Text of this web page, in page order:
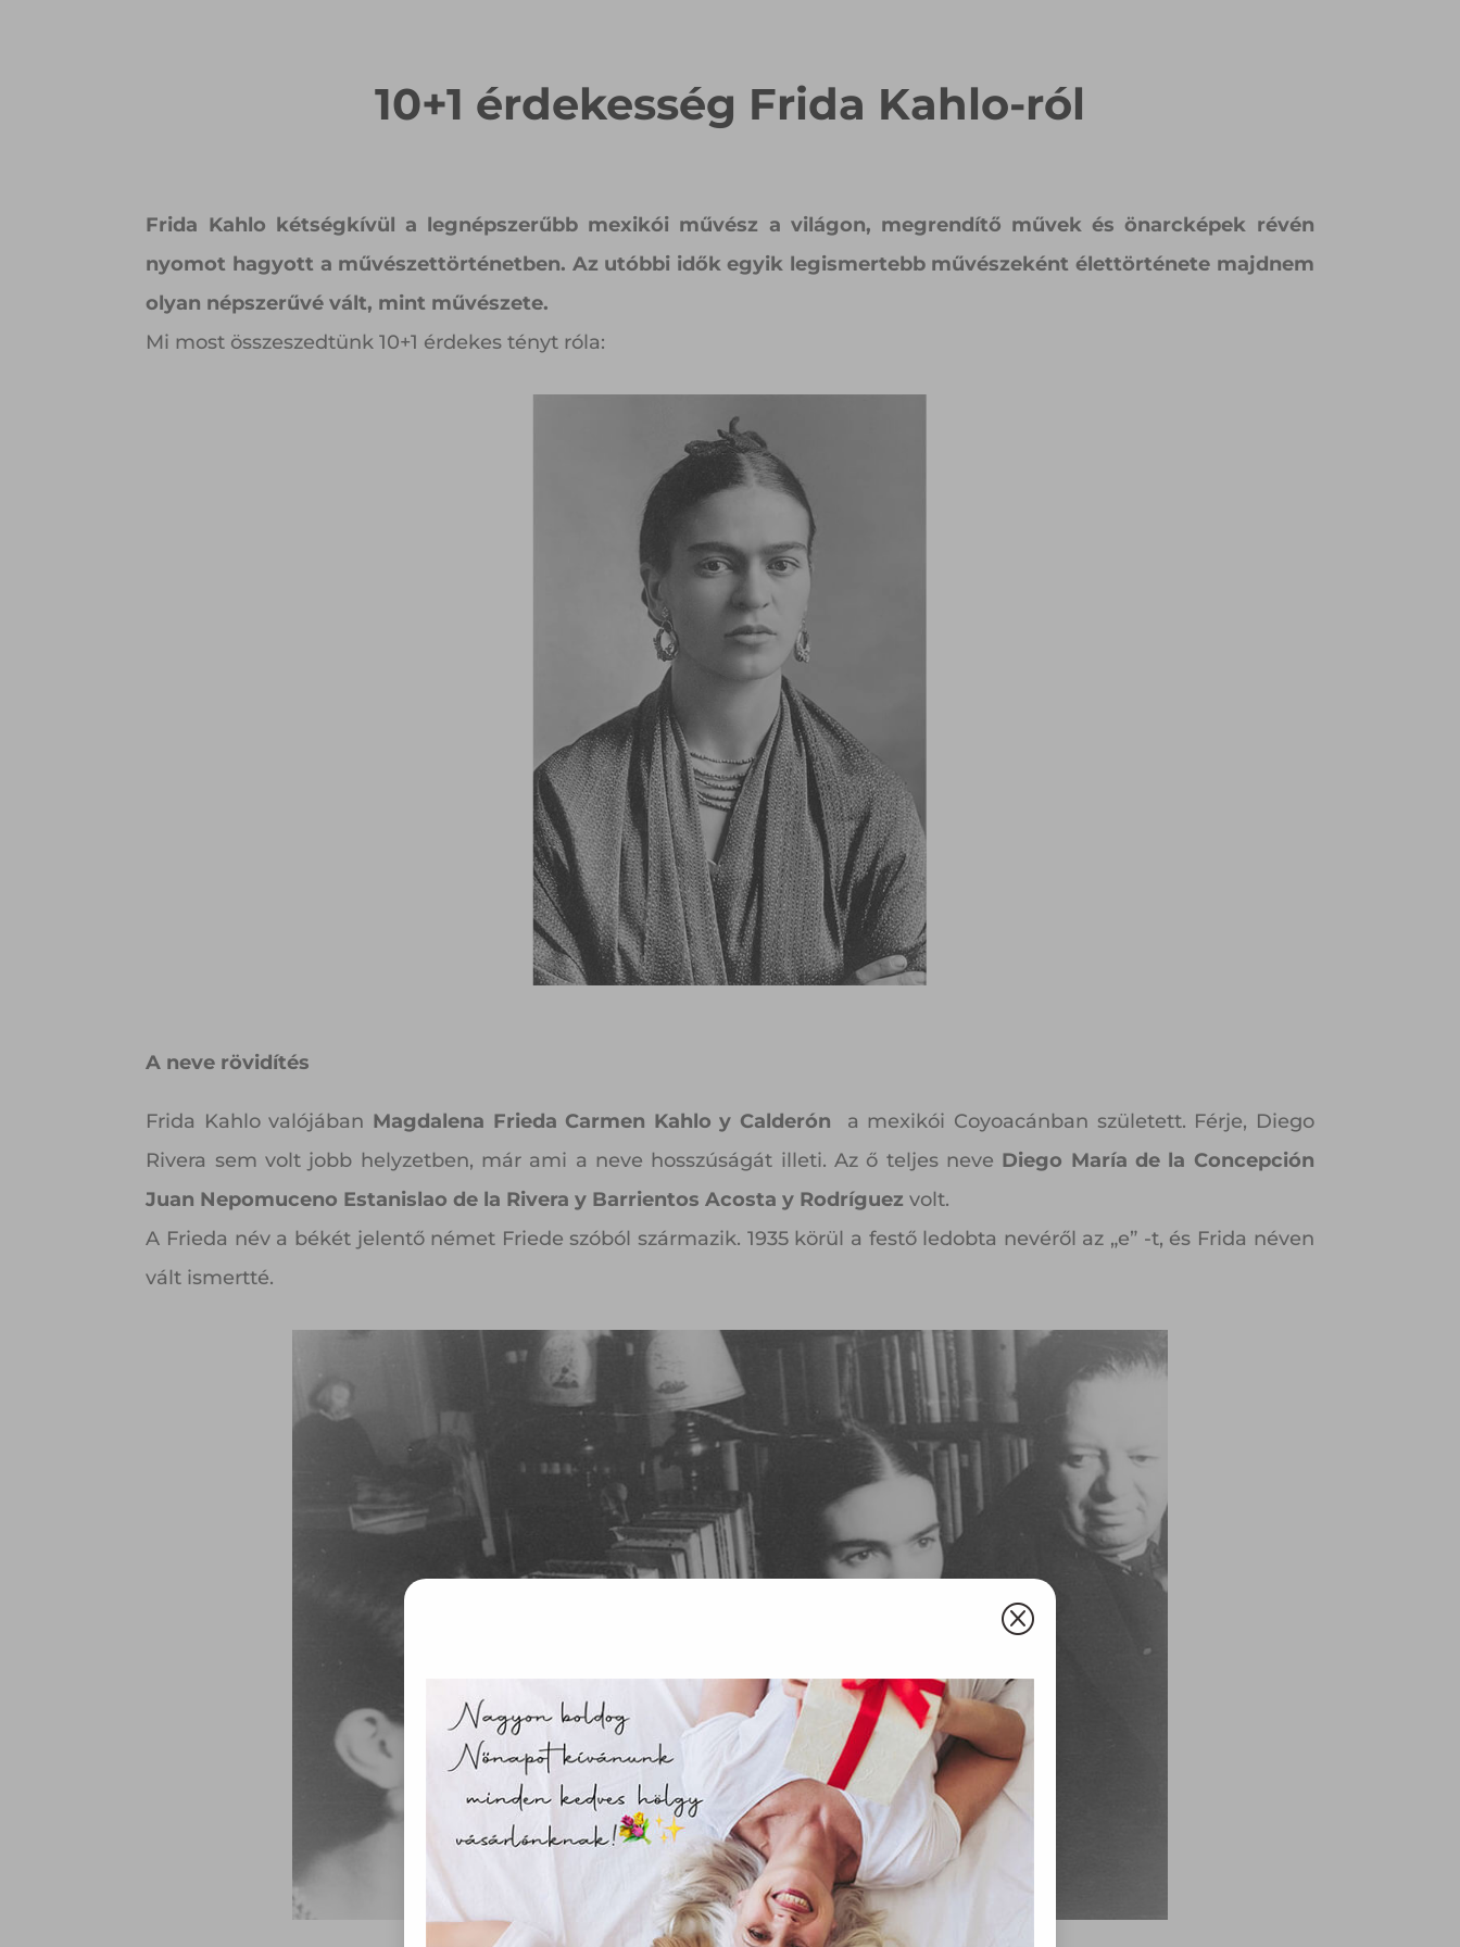
10+1 érdekesség Frida Kahlo-ról
Frida Kahlo kétségkívül a legnépszerűbb mexikói művész a világon, megrendítő művek és önarcképek révén
nyomot hagyott a művészettörténetben. Az utóbbi idők egyik legismertebb művészeként élettörténete majdnem
olyan népszerűvé vált, mint művészete.
Mi most összeszedtünk 10+1 érdekes tényt róla:
A neve rövidítés
Frida Kahlo valójában Magdalena Frieda Carmen Kahlo y Calderón a mexikói Coyoacánban született. Férje, Diego
Rivera sem volt jobb helyzetben, már ami a neve hosszúságát illeti. Az ő teljes neve Diego María de la Concepción
Juan Nepomuceno Estanislao de la Rivera y Barrientos Acosta y Rodríguezvolt.
A Frieda név a békét jelentő német Friede szóból származik. 1935 körül a festő ledobta nevéről az „e” -t, és Frida néven
vált ismertté.
Q
Ez az oldal sütiket használ
Weboldalunkon „cookie"-kat (továbbiakban „süti") alkalmazunk. Ezek olyan
fájlok, melyek információt tárolnak webes böngészőjében. Ehhez az Ön
A „sütiket" az elektronikus hírközlésről szóló 2003. évi C. törvény, az
elektronikus kereskedelmi szolgáltatások, az információs társadalommal